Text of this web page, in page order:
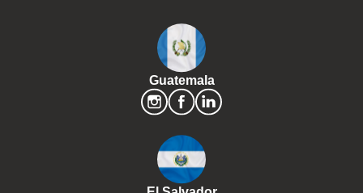
Guatemala